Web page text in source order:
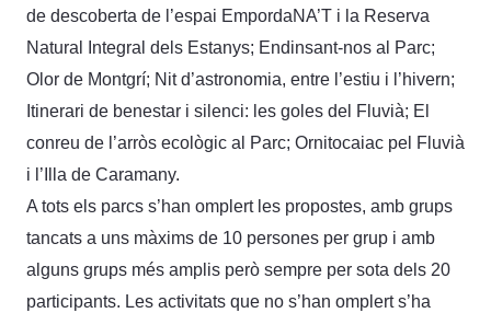
de descoberta de l’espai EmpordaNA’T i la Reserva
Natural Integral dels Estanys; Endinsant-nos al Parc;
Olor de Montgrí; Nit d’astronomia, entre l’estiu i l’hivern;
Itinerari de benestar i silenci: les goles del Fluvià; El
conreu de l’arròs ecològic al Parc; Ornitocaiac pel Fluvià
i l’Illa de Caramany.
A tots els parcs s’han omplert les propostes, amb grups
tancats a uns màxims de 10 persones per grup i amb
alguns grups més amplis però sempre per sota dels 20
participants. Les activitats que no s’han omplert s’ha